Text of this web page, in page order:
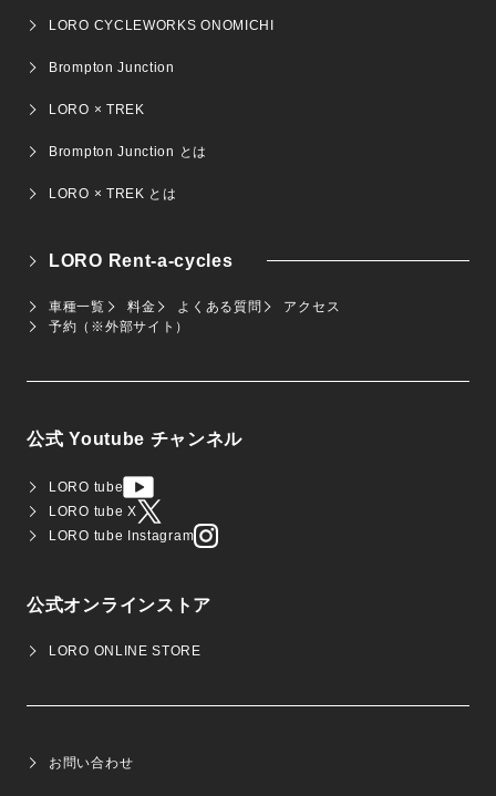
LORO CYCLEWORKS ONOMICHI
Brompton Junction
LORO × TREK
Brompton Junction とは
LORO × TREK とは
LORO Rent-a-cycles
車種一覧 料金 よくある質問
アクセス
予約（※外部サイト）
公式 Youtube チャンネル
LORO tube
LORO tube X
LORO tube Instagram
公式オンラインストア
LORO ONLINE STORE
お問い合わせ